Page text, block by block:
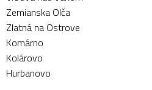
Zemianska Olča
Zlatná na Ostrove
Komárno
Kolárovo
Hurbanovo